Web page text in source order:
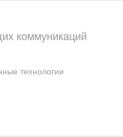
коммуникаций
технологии